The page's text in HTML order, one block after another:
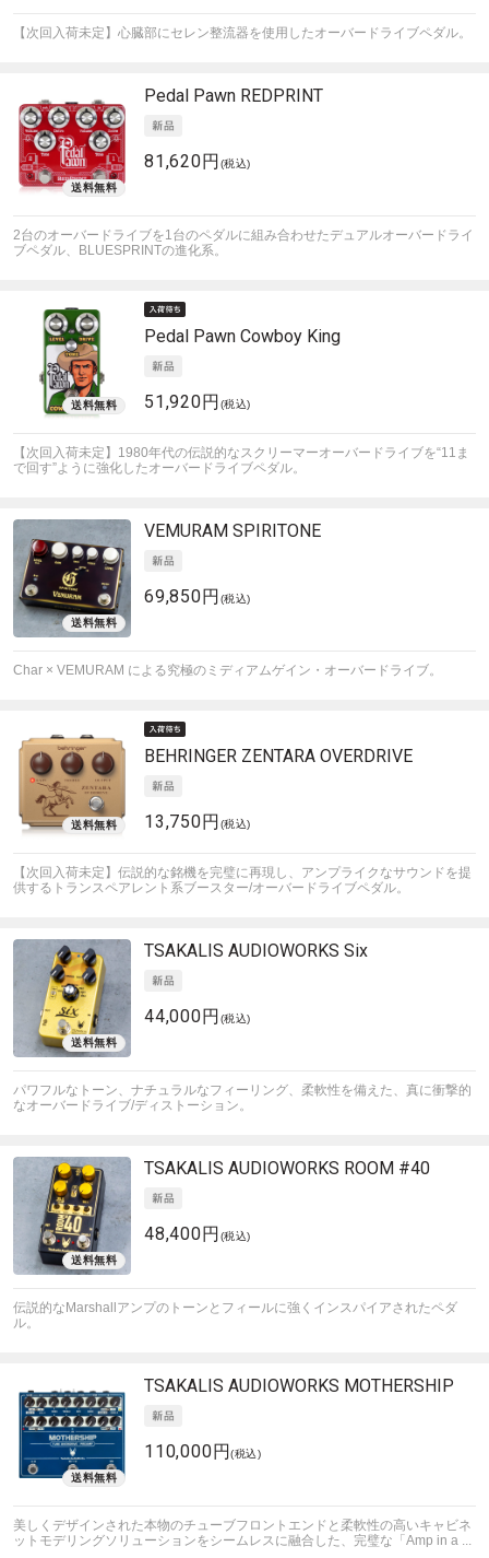
【次回入荷未定】心臓部にセレン整流器を使用したオーバードライブペダル。
Pedal Pawn REDPRINT
81,620円 (税込)
2台のオーバードライブを1台のペダルに組み合わせたデュアルオーバードライ
ブペダル、BLUESPRINTの進化系。
Pedal Pawn Cowboy King
51,920円 (税込)
【次回入荷未定】1980年代の伝説的なスクリーマーオーバードライブを“11ま
で回す”ように強化したオーバードライブペダル。
VEMURAM SPIRITONE
69,850円 (税込)
Char × VEMURAM による究極のミディアムゲイン・オーバードライブ。
BEHRINGER ZENTARA OVERDRIVE
13,750円 (税込)
【次回入荷未定】伝説的な銘機を完璧に再現し、アンプライクなサウンドを提
供するトランスペアレント系ブースター/オーバードライブペダル。
TSAKALIS AUDIOWORKS Six
44,000円 (税込)
パワフルなトーン、ナチュラルなフィーリング、柔軟性を備えた、真に衝撃的
なオーバードライブ/ディストーション。
TSAKALIS AUDIOWORKS ROOM #40
48,400円 (税込)
伝説的なMarshallアンプのトーンとフィールに強くインスパイアされたペダ
ル。
TSAKALIS AUDIOWORKS MOTHERSHIP
110,000円(税込)
美しくデザインされた本物のチューブフロントエンドと柔軟性の高いキャビネ
ットモデリングソリューションをシームレスに融合した、完璧な「Amp in a ...